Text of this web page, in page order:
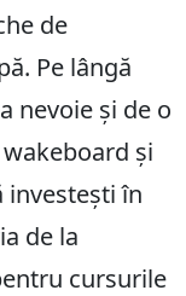
de
Pe lângă
nevoie și de o
și
investești în
de la
cursurile